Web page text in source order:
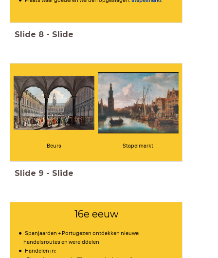
Slide 8 - Slide
Beurs Stapelmarkt
Slide 9 - Slide
16e eeuw
Spanjaarden + Portugezen ontdekken nieuwe
handelsroutes en werelddelen
Handelen in: